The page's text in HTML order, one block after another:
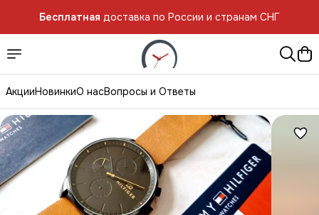
Бесплатная доставка по России и странам СНГ
АкцииНовинкиО насВопросы и Ответы